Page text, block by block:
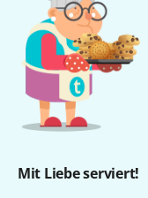
Mit Liebe serviert!
Thomann
Newsletter und
von
50 Gutscheinen
Beiträge
Deals